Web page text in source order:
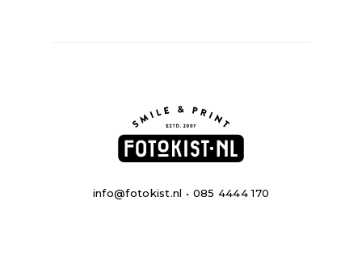
info@fotokist.nl • 085 4444 170